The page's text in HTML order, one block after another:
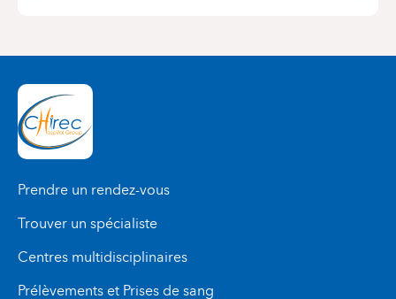
Prendre un rendez-vous
Trouver un spécialiste
Centres multidisciplinaires
Prélèvements et Prises de sang